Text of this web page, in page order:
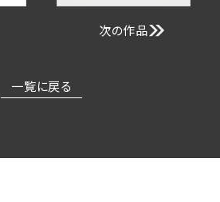
次の作品
一覧に戻る